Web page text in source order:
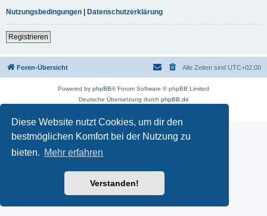
Diese Website nutzt Cookies, um dir den
bestmöglichen Komfort bei der Nutzung zu
bieten. Mehr erfahren
Verstanden!
Nutzungsbedingungen | Datenschutzerklärung
Registrieren
Foren-Übersicht Alle Zeiten sind UTC+02:00
Powered by phpBB® Forum Software © phpBB Limited
Deutsche Übersetzung durch phpBB.de